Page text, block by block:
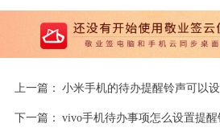
上一篇： 小米手机的待办提醒铃声可以
下一篇： vivo手机待办事项怎么设置提醒